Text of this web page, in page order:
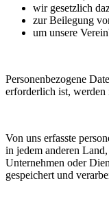
wir gesetzlich
zur Beilegung
um unsere
Personenbezogene
erforderlich ist, werden
Von uns erfasste
in jedem anderen
Unternehmen oder
gespeichert und